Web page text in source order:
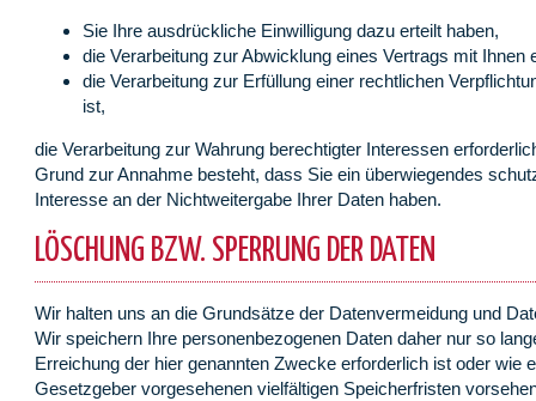
Sie Ihre ausdrückliche Einwilligung dazu erteilt haben,
die Verarbeitung zur Abwicklung eines Vertrags mit Ihnen
die Verarbeitung zur Erfüllung einer rechtlichen
ist,
die Verarbeitung zur Wahrung berechtigter Interessen
Grund zur Annahme besteht, dass Sie ein überwiegendes
Interesse an der Nichtweitergabe Ihrer Daten haben.
LÖSCHUNG BZW. SPERRUNG DER DATEN
Wir halten uns an die Grundsätze der Datenvermeidung und
Wir speichern Ihre personenbezogenen Daten daher nur so
Erreichung der hier genannten Zwecke erforderlich ist oder wie
Gesetzgeber vorgesehenen vielfältigen Speicherfristen